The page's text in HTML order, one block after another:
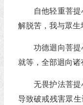
自他轻重菩
解脱苦，我与眾生
功德迴向菩
就等，全部迴向诸
无畏护法菩提
导致破戒残害眾